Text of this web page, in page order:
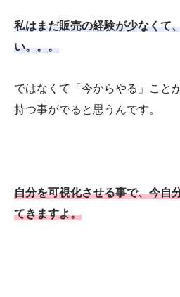
私はまだ販売の経験が少なくて
い。。。
ではなくて「今からやる」こと
持つ事がでると思うんです。
自分を可視化させる事で、今自
てきますよ。